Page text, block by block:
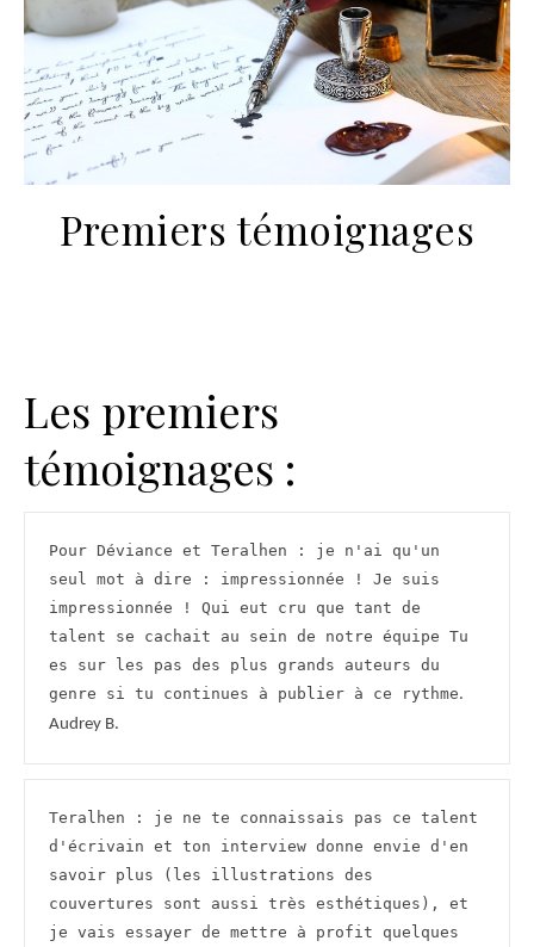
Premiers témoignages
Les premiers
témoignages :
Pour Déviance et Teralhen : je n'ai qu'un
seul mot à dire : impressionnée ! Je suis
impressionnée ! Qui eut cru que tant de
talent se cachait au sein de notre équipe Tu
es sur les pas des plus grands auteurs du
genre si tu continues à publier à ce rythme.
Audrey B.
Teralhen : je ne te connaissais pas ce talent
d'écrivain et ton interview donne envie d'en
savoir plus (les illustrations des
couvertures sont aussi très esthétiques), et
je vais essayer de mettre à profit quelques